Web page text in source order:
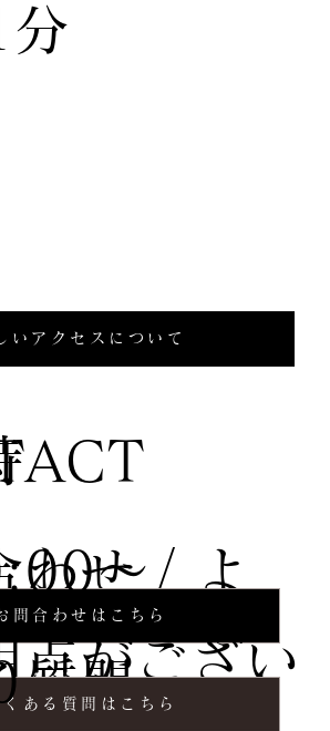
わせ / よ
質問
問合わせはこちら
点がござい
くある質問はこちら
〜
分
いアクセスについて